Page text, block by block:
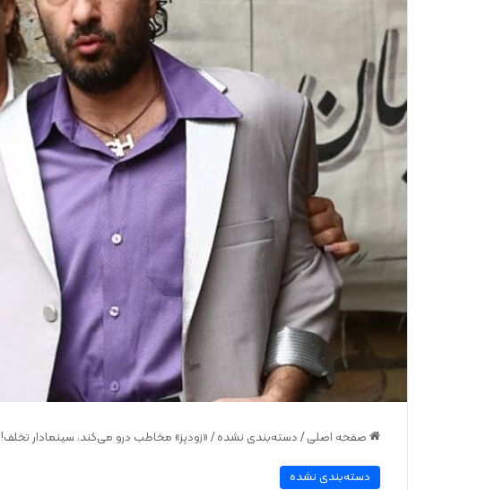
صفحه اصلی / دسته‌بندی نشده / «زودپز» مخاطب درو می‌کند، سینمادار تخلف!
دسته‌بندی نشده